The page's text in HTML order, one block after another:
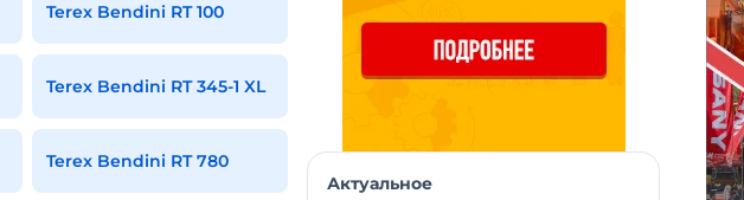
Terex Bendini RT 100
Terex Bendini RT 345-1 XL
Terex Bendini RT 780
Актуальное